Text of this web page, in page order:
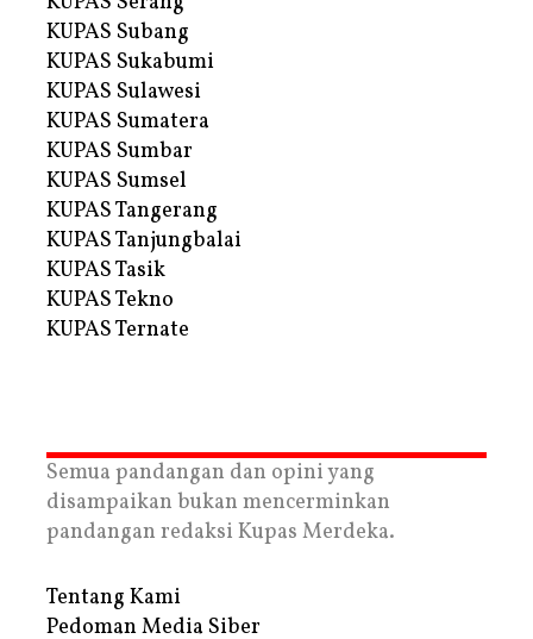
KUPAS Subang
KUPAS Sukabumi
KUPAS Sulawesi
KUPAS Sumatera
KUPAS Sumbar
KUPAS Sumsel
KUPAS Tangerang
KUPAS Tanjungbalai
KUPAS Tasik
KUPAS Tekno
KUPAS Ternate
Semua pandangan dan opini yang
disampaikan bukan mencerminkan
pandangan redaksi Kupas Merdeka.
Tentang Kami
Pedoman Media Siber